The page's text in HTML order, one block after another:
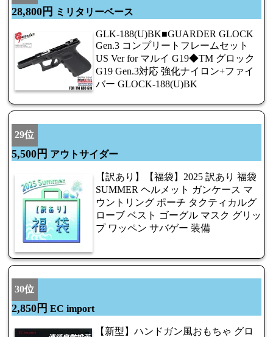
28,800円 ミリタリーベース
GLK-188(U)BK■GUARDER GLOCK
Gen.3 コンプリートフレームセット
US Ver for マルイ G19◆TM グロック
G19 Gen.3対応 強化ナイロン+ファイ
バー GLOCK-188(U)BK
29位
5,500円 アウトサイダー
【訳あり】【福袋】2025 訳あり 福袋
SUMMER ヘルメット ガンケース マ
ウントリング ポーチ タクティカルグ
ローブ ベスト ゴーグル マスク グリッ
プ ワッペン サバゲー 装備
30位
2,850円 EC import
【新型】ハンドガン風おもちゃ グロ